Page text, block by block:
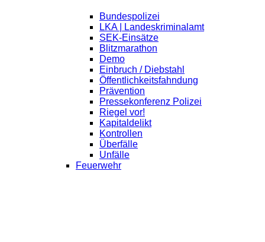
Bundespolizei
LKA | Landeskriminalamt
SEK-Einsätze
Blitzmarathon
Demo
Einbruch / Diebstahl
Öffentlichkeitsfahndung
Prävention
Pressekonferenz Polizei
Riegel vor!
Kapitaldelikt
Kontrollen
Überfälle
Unfälle
Feuerwehr